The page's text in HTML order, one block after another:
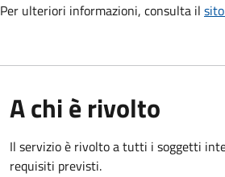
Per ulteriori informazioni, consulta il
A chi è rivolto
Il servizio è rivolto a tutti i soggetti
requisiti previsti.